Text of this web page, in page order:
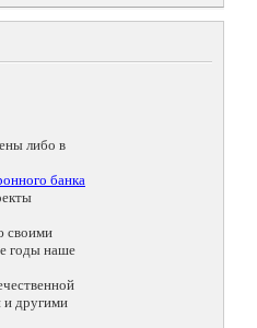
либо в
банка
своими
годы наше
и другими